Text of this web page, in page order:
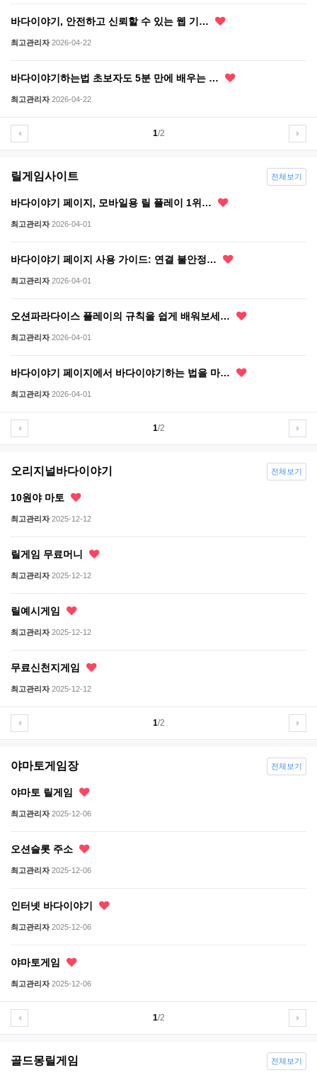
바다이야기, 안전하고 신뢰할 수 있는 웹 기…
최고관리자 2026-04-22
바다이야기하는법 초보자도 5분 만에 배우는 …
최고관리자 2026-04-22
1/2
릴게임사이트
바다이야기 페이지, 모바일용 릴 플레이 1위…
최고관리자 2026-04-01
바다이야기 페이지 사용 가이드: 연결 불안정…
최고관리자 2026-04-01
오션파라다이스 플레이의 규칙을 쉽게 배워보세…
최고관리자 2026-04-01
바다이야기 페이지에서 바다이야기하는 법을 마…
최고관리자 2026-04-01
1/2
전체보기
오리지널바다이야기
10원야 마토
최고관리자 2025-12-12
릴게임 무료머니
최고관리자 2025-12-12
릴예시게임
최고관리자 2025-12-12
무료신천지게임
최고관리자 2025-12-12
1/2
전체보기
야마토게임장
야마토 릴게임
최고관리자 2025-12-06
오션슬롯 주소
최고관리자 2025-12-06
인터넷 바다이야기
최고관리자 2025-12-06
야마토게임
최고관리자 2025-12-06
1/2
전체보기
골드몽릴게임 전체보기